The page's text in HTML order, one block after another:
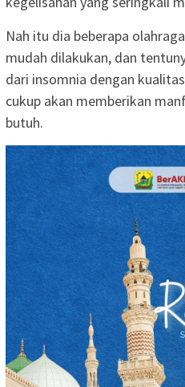
Nah itu dia beberapa
mudah dilakukan, dan
dari insomnia dengan
cukup akan memberikan
butuh.